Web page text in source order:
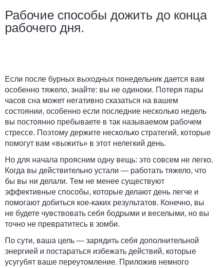
Рабочие способы дожить до конца
рабочего дня.
Если после бурных выходных понедельник дается вам
особенно тяжело, знайте: вы не одиноки. Потеря пары
часов сна может негативно сказаться на вашем
состоянии, особенно если последние несколько недель
вы постоянно пребываете в так называемом рабочем
стрессе. Поэтому держите несколько стратегий, которые
помогут вам «выжить» в этот нелегкий день.
Но для начала проясним одну вещь: это совсем не легко.
Когда вы действительно устали — работать тяжело, что
бы вы ни делали. Тем не менее существуют
эффективные способы, которые делают день легче и
помогают добиться кое-каких результатов. Конечно, вы
не будете чувствовать себя бодрыми и веселыми, но вы
точно не превратитесь в зомби.
По сути, ваша цель — зарядить себя дополнительной
энергией и постараться избежать действий, которые
усугубят ваше переутомление. Приложив немного